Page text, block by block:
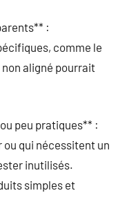
:
comme le
aligné pourrait
peu pratiques** :
qui nécessitent un
inutilisés.
simples et